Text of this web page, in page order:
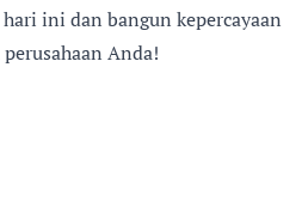
ini dan bangun kepercayaan
Anda!